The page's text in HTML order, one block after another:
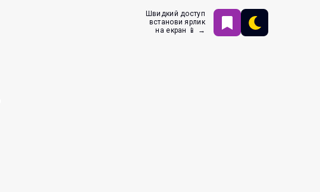
Швидкий доступ
встанови ярлик
на екран 📱 →